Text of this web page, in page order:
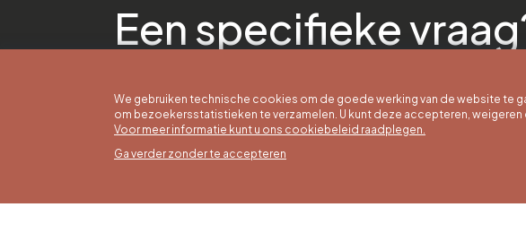
Een specifieke
We gebruiken technische cookies om de goede werking van de website te
om bezoekersstatistieken te verzamelen. U kunt deze accepteren, weigeren
Voor meer informatie kunt u ons cookiebeleid raadplegen.
Ga verder zonder te accepteren